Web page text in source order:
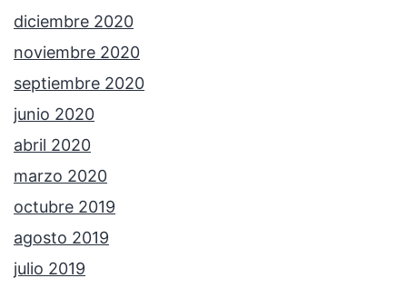
diciembre 2020
noviembre 2020
septiembre 2020
junio 2020
abril 2020
marzo 2020
octubre 2019
agosto 2019
julio 2019